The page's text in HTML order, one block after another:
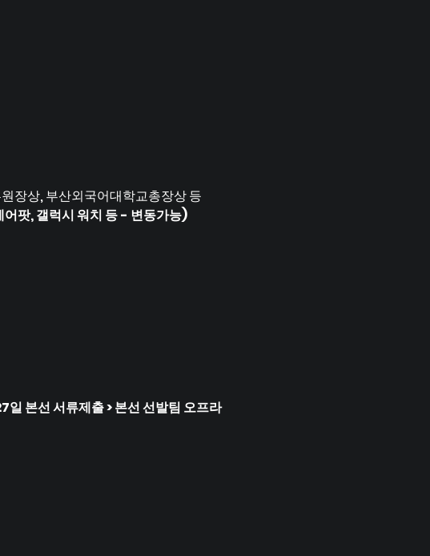
장상, 부산외국어대학교총장상 등
어팟, 갤럭시 워치 등 - 변동가능)
본선 서류제출 > 본선 선발팀 오프라